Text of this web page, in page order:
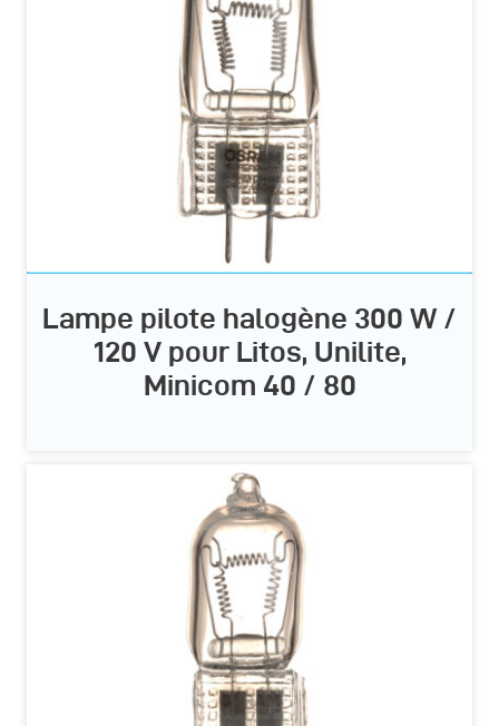
Lampe pilote halogène 300 W /
120 V pour Litos, Unilite,
Minicom 40 / 80